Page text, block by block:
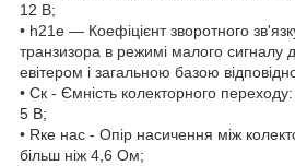
12 В;
• h21е — Коефіцієнт зворотного
транзизора в режимі малого сигналу
евітером і загальною базою
• Ск - Ємність колекторного
5 В;
• Rке нас - Опір насичення між
більш ніж 4,6 Ом;